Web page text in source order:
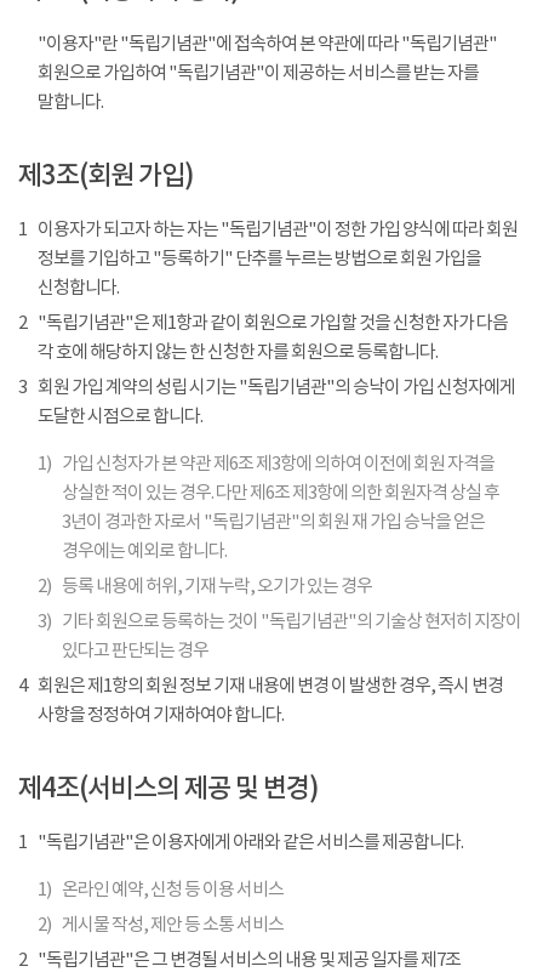
"이용자"란 "독립기념관"에 접속하여 본 약관에 따라 "독립기념관"
회원으로 가입하여 "독립기념관"이 제공하는 서비스를 받는 자를
말합니다.
제3조(회원 가입)
1 이용자가 되고자 하는 자는 "독립기념관"이 정한 가입 양식에 따라 회원
정보를 기입하고 "등록하기" 단추를 누르는 방법으로 회원 가입을
신청합니다.
2 "독립기념관"은 제1항과 같이 회원으로 가입할 것을 신청한 자가 다음
각 호에 해당하지 않는 한 신청한 자를 회원으로 등록합니다.
3 회원 가입 계약의 성립 시기는 "독립기념관"의 승낙이 가입 신청자에게
도달한 시점으로 합니다.
1) 가입 신청자가 본 약관 제6조 제3항에 의하여 이전에 회원 자격을
상실한 적이 있는 경우. 다만 제6조 제3항에 의한 회원자격 상실 후
3년이 경과한 자로서 "독립기념관"의 회원 재 가입 승낙을 얻은
경우에는 예외로 합니다.
2) 등록 내용에 허위, 기재 누락, 오기가 있는 경우
3) 기타 회원으로 등록하는 것이 "독립기념관"의 기술상 현저히 지장이
있다고 판단되는 경우
4
회원은 제1항의 회원 정보 기재 내용에 변경 이 발생한 경우, 즉시 변경
사항을 정정하여 기재하여야 합니다.
제4조(서비스의 제공 및 변경)
1 "독립기념관"은 이용자에게 아래와 같은 서비스를 제공합니다.
1) 온라인 예약, 신청 등 이용 서비스
2) 게시물 작성, 제안 등 소통 서비스
2 "독립기념관"은 그 변경될 서비스의 내용 및 제공 일자를 제7조